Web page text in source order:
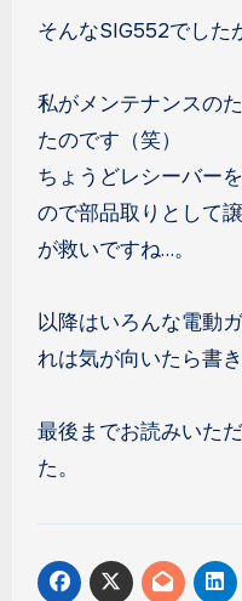
そんなSIG552でした
私がメンテナンスの
たのです（笑）
ちょうどレシーバー
ので部品取りとして
が救いですね…。
以降はいろんな電動
れは気が向いたら書
最後までお読みいた
た。